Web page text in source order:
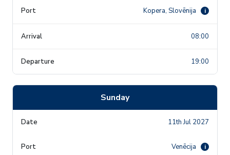
Kopera, Slovēnija i
08:00
19:00
Sunday
11th Jul 2027
Venēcija i